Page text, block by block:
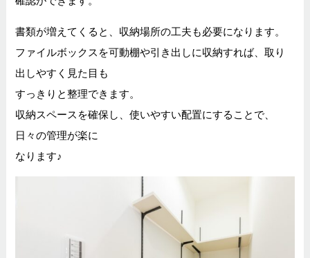
書類が増えてくると、収納場所の工夫も必要になります。
ファイルボックスを可動棚や引き出しに収納すれば、取り
出しやすく見た目も
すっきりと整理できます。
収納スペースを確保し、使いやすい配置にすることで、
日々の管理が楽に
なります♪